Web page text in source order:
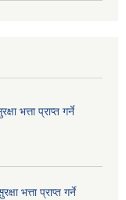
भत्ता प्राप्त गर्ने
भत्ता प्राप्त गर्ने